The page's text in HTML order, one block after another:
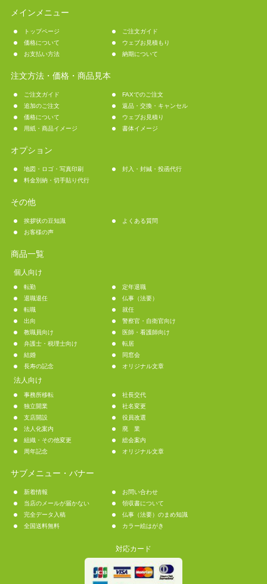
メインメニュー
トップページ
ご注文ガイド
価格について
ウェブお見積もり
お支払い方法
納期について
注文方法・価格・商品見本
ご注文ガイド
FAXでのご注文
追加のご注文
返品・交換・キャンセル
価格について
ウェブお見積り
用紙・商品イメージ
書体イメージ
オプション
地図・ロゴ・写真印刷
封入・封緘・投函代行
料金別納・切手貼り代行
その他
挨拶状の豆知識
よくある質問
お客様の声
商品一覧
個人向け
転勤
定年退職
退職退任
仏事（法要）
転職
就任
出向
警察官・自衛官向け
教職員向け
医師・看護師向け
弁護士・税理士向け
転居
結婚
同窓会
長寿の記念
オリジナル文章
法人向け
事務所移転
社長交代
独立開業
社名変更
支店開設
役員改選
法人化案内
廃 業
組織・その他変更
総会案内
周年記念
オリジナル文章
サブメニュー・バナー
新着情報
お問い合わせ
当店のメールが届かない
領収書について
完全データ入稿
仏事（法要）のまめ知識
全国送料無料
カラー絵はがき
対応カード